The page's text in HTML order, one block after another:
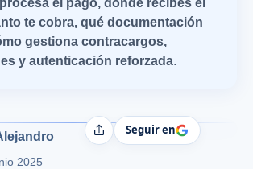
te cobra, qué documentación
gestiona contracargos,
y autenticación reforzada.
2025
CompartirSeguir en